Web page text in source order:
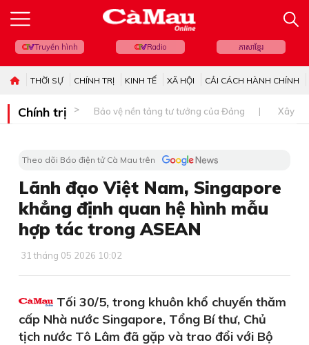
Truyền hình Radio ភាសាខ្មែរ
THỜI SỰ CHÍNH TRỊ KINH TẾ XÃ HỘI CẢI CÁCH HÀNH CHÍNH
Chính trị Bảo vệ nền tảng tư tưởng của Đảng Xây
Theo dõi Báo điện tử Cà Mau trên
Lãnh đạo Việt Nam, Singapore
khẳng định quan hệ hình mẫu
hợp tác trong ASEAN
31 tháng 05 2026 10:02
Tối 30/5, trong khuôn khổ chuyến thăm
cấp Nhà nước Singapore, Tổng Bí thư, Chủ
tịch nước Tô Lâm đã gặp và trao đổi với Bộ